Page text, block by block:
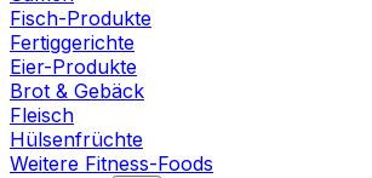
Fisch-Produkte
Fertiggerichte
Eier-Produkte
Brot & Gebäck
Fleisch
Hülsenfrüchte
Weitere Fitness-Foods